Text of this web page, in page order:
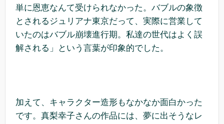
単に恩恵なんて受けられなかった。バブルの象徴
とされるジュリアナ東京だって、実際に営業して
いたのはバブル崩壊進行期。私達の世代はよく誤
解される」という言葉が印象的でした。
加えて、キャラクター造形もなかなか面白かった
です。真梨幸子さんの作品には、夢に出そうなレ